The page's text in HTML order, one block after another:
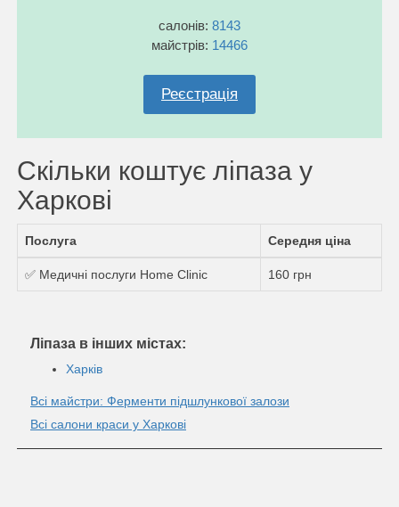
салонів: 8143
майстрів: 14466
Реєстрація
Скільки коштує ліпаза у
Харкові
Послуга Середня ціна
✅ Медичні послуги Home Clinic 160 грн
Ліпаза в інших містах:
Харків
Всі майстри: Ферменти підшлункової залози
Всі салони краси у Харкові